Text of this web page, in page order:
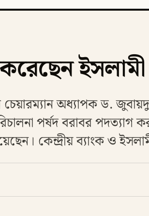
ইসলামী
চেয়ারম্যান অধ্যাপক ড.
পর্ষদ বরাবর পদত্যাগ
কেন্দ্রীয় ব্যাংক ও